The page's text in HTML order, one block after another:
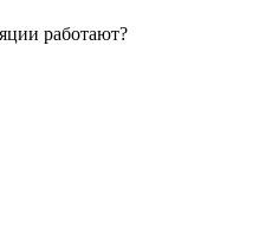
работают?